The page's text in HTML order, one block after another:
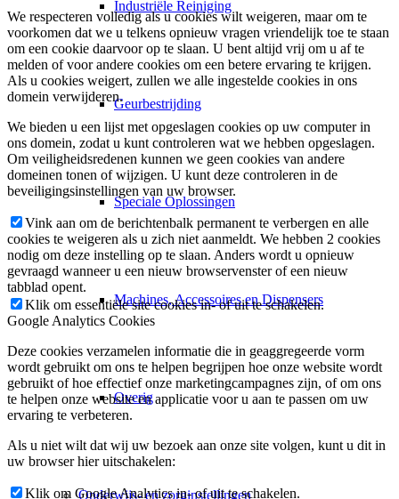
Industriële Reiniging
Geurbestrijding
Speciale Oplossingen
Machines, Accessoires en Dispensers
Overig
Onderwijs- en zorginstellingen
We respecteren volledig als u cookies wilt weigeren, maar om te
voorkomen dat we u telkens opnieuw vragen vriendelijk toe te staan
om een cookie daarvoor op te slaan. U bent altijd vrij om u af te
melden of voor andere cookies om een betere ervaring te krijgen.
Als u cookies weigert, zullen we alle ingestelde cookies in ons
domein verwijderen.
We bieden u een lijst met opgeslagen cookies op uw computer in
ons domein, zodat u kunt controleren wat we hebben opgeslagen.
Om veiligheidsredenen kunnen we geen cookies van andere
domeinen tonen of wijzigen. U kunt deze controleren in de
beveiligingsinstellingen van uw browser.
Vink aan om de berichtenbalk permanent te verbergen en alle
cookies te weigeren als u zich niet aanmeldt. We hebben 2 cookies
nodig om deze instelling op te slaan. Anders wordt u opnieuw
gevraagd wanneer u een nieuw browservenster of een nieuw
tabblad opent.
Klik om essentiële site cookies in- of uit te schakelen.
Google Analytics Cookies
Deze cookies verzamelen informatie die in geaggregeerde vorm
wordt gebruikt om ons te helpen begrijpen hoe onze website wordt
gebruikt of hoe effectief onze marketingcampagnes zijn, of om ons
te helpen onze website en applicatie voor u aan te passen om uw
ervaring te verbeteren.
Als u niet wilt dat wij uw bezoek aan onze site volgen, kunt u dit in
uw browser hier uitschakelen:
Klik om Google Analytics in- of uit te schakelen.